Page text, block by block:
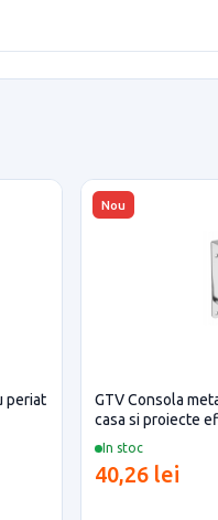
periat
Nou
In stoc
GTV Consola
casa si proiecte
40,26 lei